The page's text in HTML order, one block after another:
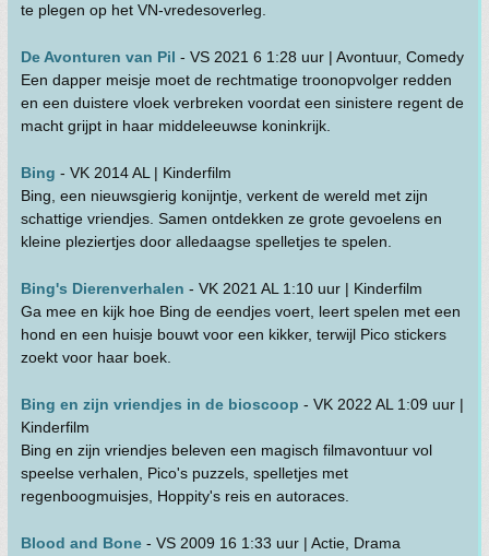
te plegen op het VN-vredesoverleg.
De Avonturen van Pil - VS 2021 6 1:28 uur | Avontuur, Comedy
Een dapper meisje moet de rechtmatige troonopvolger redden
en een duistere vloek verbreken voordat een sinistere regent de
macht grijpt in haar middeleeuwse koninkrijk.
Bing - VK 2014 AL | Kinderfilm
Bing, een nieuwsgierig konijntje, verkent de wereld met zijn
schattige vriendjes. Samen ontdekken ze grote gevoelens en
kleine pleziertjes door alledaagse spelletjes te spelen.
Bing's Dierenverhalen - VK 2021 AL 1:10 uur | Kinderfilm
Ga mee en kijk hoe Bing de eendjes voert, leert spelen met een
hond en een huisje bouwt voor een kikker, terwijl Pico stickers
zoekt voor haar boek.
Bing en zijn vriendjes in de bioscoop - VK 2022 AL 1:09 uur |
Kinderfilm
Bing en zijn vriendjes beleven een magisch filmavontuur vol
speelse verhalen, Pico's puzzels, spelletjes met
regenboogmuisjes, Hoppity's reis en autoraces.
Blood and Bone - VS 2009 16 1:33 uur | Actie, Drama